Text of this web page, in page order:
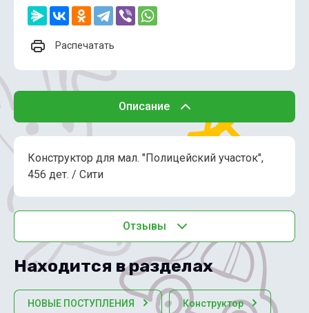
Распечатать
Описание
Конструктор для мал. "Полицейский участок",
456 дет. / Сити
Отзывы
Находится в разделах
НОВЫЕ ПОСТУПЛЕНИЯ Конструктор